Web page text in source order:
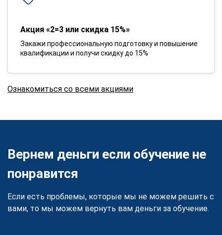
Акция «2=3 или скидка 15%»
Закажи профессиональную подготовку и повышение
квалификации и получи скидку до 15%
Ознакомиться со всеми акциями
Вернем деньги если обучение не
понравится
Если есть проблемы, которые мы не можем решить с
вами, то мы можем вернуть вам деньги за обучение.